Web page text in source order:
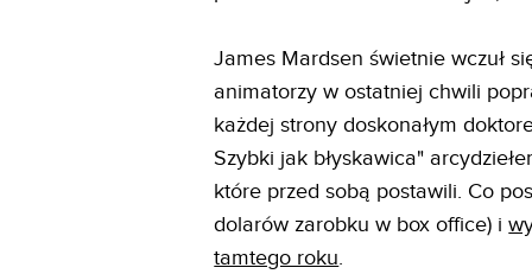
James Mardsen świetnie wczuł
animatorzy w ostatniej chwili
każdej strony doskonałym
Szybki jak błyskawica"
które przed sobą postawili. Co
dolarów zarobku w box office) i
tamtego roku.